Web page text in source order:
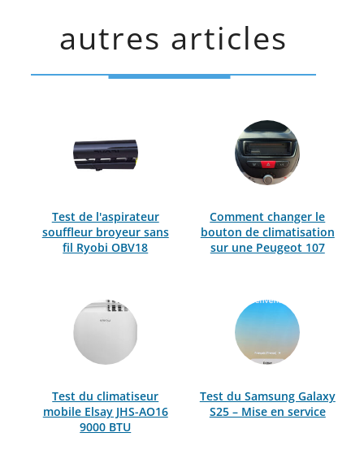
autres articles
Test de l'aspirateur
souffleur broyeur sans
fil Ryobi OBV18
Comment changer le
bouton de climatisation
sur une Peugeot 107
Test du climatiseur
mobile Elsay JHS-AO16
9000 BTU
Test du Samsung Galaxy
S25 – Mise en service